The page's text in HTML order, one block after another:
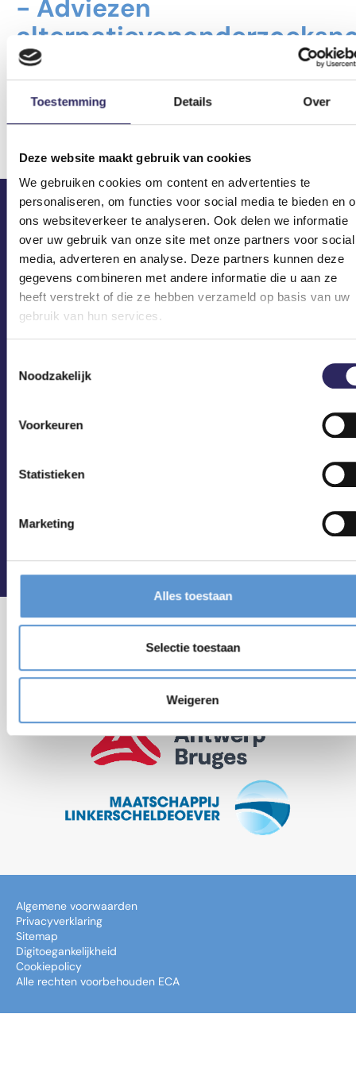
Toestemming Details Over
Deze website maakt gebruik van cookies
We gebruiken cookies om content en advertenties te
personaliseren, om functies voor social media te bieden en
ons websiteverkeer te analyseren. Ook delen we informatie
over uw gebruik van onze site met onze partners voor social
media, adverteren en analyse. Deze partners kunnen deze
gegevens combineren met andere informatie die u aan ze
heeft verstrekt of die ze hebben verzameld op basis van uw
gebruik van hun services.
Noodzakelijk
Voorkeuren
Statistieken
Marketing
Alles toestaan
Selectie toestaan
Weigeren
- Adviezen
Download
ECA in je mailbox?
Algemene voorwaarden
Privacyverklaring
Sitemap
Digitoegankelijkheid
Cookiepolicy
Alle rechten voorbehouden ECA